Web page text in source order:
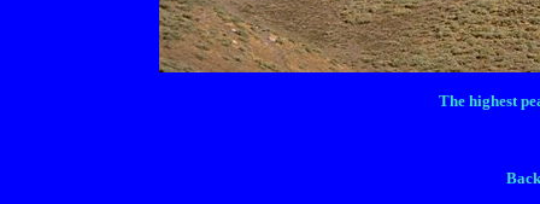
The highest